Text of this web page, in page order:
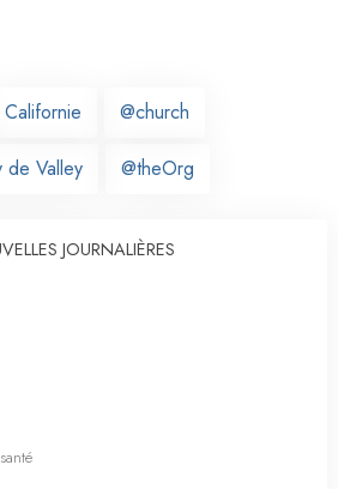
Californie @church
de Valley @theOrg
JOURNALIÈRES